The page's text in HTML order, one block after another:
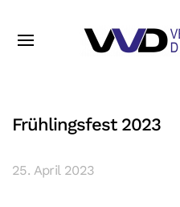
Frühlingsfest 2023
25. April 2023